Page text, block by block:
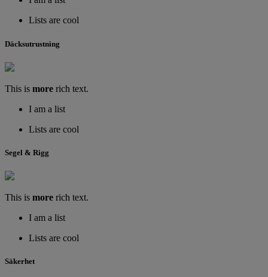
Lists are cool
Däcksutrustning
This is more rich text.
I am a list
Lists are cool
Segel & Rigg
This is more rich text.
I am a list
Lists are cool
Säkerhet